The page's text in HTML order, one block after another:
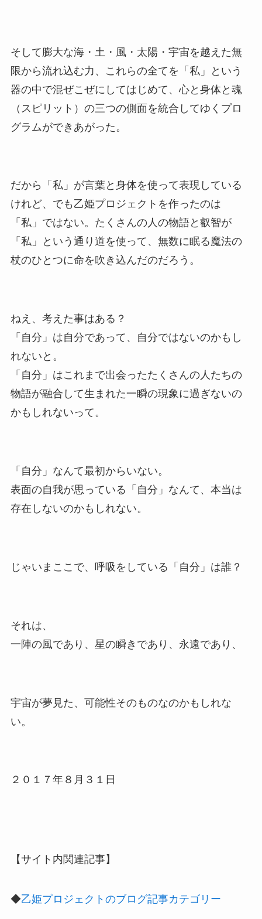
そして膨大な海・土・風・太陽・宇宙を越えた無
限から流れ込む力、これらの全てを「私」という
器の中で混ぜこぜにしてはじめて、心と身体と魂
（スピリット）の三つの側面を統合してゆくプロ
グラムができあがった。
だから「私」が言葉と身体を使って表現している
けれど、でも乙姫プロジェクトを作ったのは
「私」ではない。たくさんの人の物語と叡智が
「私」という通り道を使って、無数に眠る魔法の
杖のひとつに命を吹き込んだのだろう。
ねえ、考えた事はある？
「自分」は自分であって、自分ではないのかもし
れないと。
「自分」はこれまで出会ったたくさんの人たちの
物語が融合して生まれた一瞬の現象に過ぎないの
かもしれないって。
「自分」なんて最初からいない。
表面の自我が思っている「自分」なんて、本当は
存在しないのかもしれない。
じゃいまここで、呼吸をしている「自分」は誰？
それは、
一陣の風であり、星の瞬きであり、永遠であり、
宇宙が夢見た、可能性そのものなのかもしれな
い。
２０１７年８月３１日
【サイト内関連記事】
◆乙姫プロジェクトのブログ記事カテゴリー